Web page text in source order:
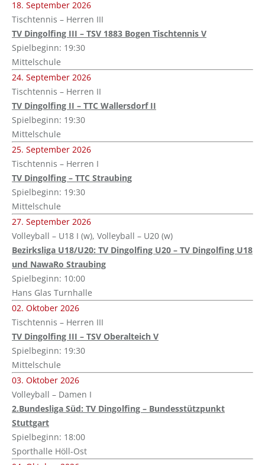
18. September 2026
Tischtennis – Herren III
TV Dingolfing III – TSV 1883 Bogen Tischtennis V
Spielbeginn: 19:30
Mittelschule
24. September 2026
Tischtennis – Herren II
TV Dingolfing II – TTC Wallersdorf II
Spielbeginn: 19:30
Mittelschule
25. September 2026
Tischtennis – Herren I
TV Dingolfing – TTC Straubing
Spielbeginn: 19:30
Mittelschule
27. September 2026
Volleyball – U18 I (w), Volleyball – U20 (w)
Bezirksliga U18/U20: TV Dingolfing U20 – TV Dingolfing U18
und NawaRo Straubing
Spielbeginn: 10:00
Hans Glas Turnhalle
02. Oktober 2026
Tischtennis – Herren III
TV Dingolfing III – TSV Oberalteich V
Spielbeginn: 19:30
Mittelschule
03. Oktober 2026
Volleyball – Damen I
2.Bundesliga Süd: TV Dingolfing – Bundesstützpunkt
Stuttgart
Spielbeginn: 18:00
Sporthalle Höll-Ost